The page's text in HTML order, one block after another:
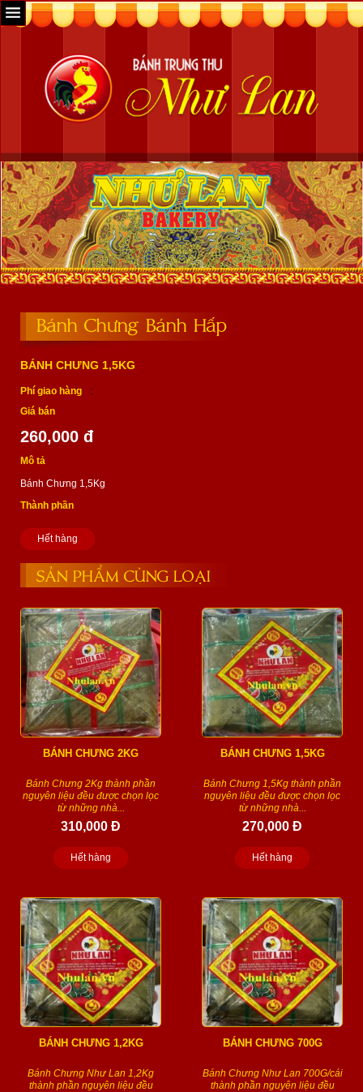
Bánh Chưng Bánh Hấp
BÁNH CHƯNG 1,5KG
Phí giao hàng
:
Giá bán
260,000 đ
Mô tả
Bánh Chưng 1,5Kg
Thành phần
Hết hàng
SẢN PHẨM CÙNG LOẠI
BÁNH CHƯNG 2KG
Bánh Chưng 2Kg thành phần
nguyên liệu đều được chọn lọc
từ những nhà...
310,000 Đ
Hết hàng
BÁNH CHƯNG 1,5KG
Bánh Chưng 1,5Kg thành phần
nguyên liệu đều được chọn lọc
từ những nhà...
270,000 Đ
Hết hàng
BÁNH CHƯNG 1,2KG
Bánh Chưng Như Lan 1,2Kg
thành phần nguyên liệu đều
BÁNH CHƯNG 700G
Bánh Chưng Như Lan 700G/cái
thành phần nguyên liệu đều